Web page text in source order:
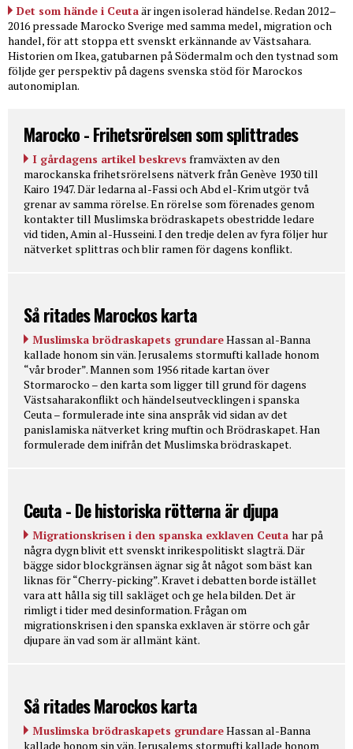
Det som hände i Ceutaär ingen isolerad händelse. Redan 2012–
2016 pressade Marocko Sverige med samma medel, migration och
handel, för att stoppa ett svenskt erkännande av Västsahara.
Historien om Ikea, gatubarnen på Södermalm och den tystnad som
följde ger perspektiv på dagens svenska stöd för Marockos
autonomiplan.
Marocko - Frihetsrörelsen som splittrades
I gårdagens artikel beskrevs framväxten av den
marockanska frihetsrörelsens nätverk från Genève 1930 till
Kairo 1947. Där ledarna al-Fassi och Abd el-Krim utgör två
grenar av samma rörelse. En rörelse som förenades genom
kontakter till Muslimska brödraskapets obestridde ledare
vid tiden, Amin al-Husseini. I den tredje delen av fyra följer hur
nätverket splittras och blir ramen för dagens konflikt.
Så ritades Marockos karta
Muslimska brödraskapets grundareHassan al-Banna
kallade honom sin vän. Jerusalems stormufti kallade honom
“vår broder”. Mannen som 1956 ritade kartan över
Stormarocko – den karta som ligger till grund för dagens
Västsaharakonflikt och händelseutvecklingen i spanska
Ceuta – formulerade inte sina anspråk vid sidan av det
panislamiska nätverket kring muftin och Brödraskapet. Han
formulerade dem inifrån det Muslimska brödraskapet.
Ceuta - De historiska rötterna är djupa
Migrationskrisen i den spanska exklaven Ceuta har på
några dygn blivit ett svenskt inrikespolitiskt slagträ. Där
bägge sidor blockgränsen ägnar sig åt något som bäst kan
liknas för “Cherry-picking”. Kravet i debatten borde istället
vara att hålla sig till sakläget och ge hela bilden. Det är
rimligt i tider med desinformation. Frågan om
migrationskrisen i den spanska exklaven är större och går
djupare än vad som är allmänt känt.
Så ritades Marockos karta
Muslimska brödraskapets grundareHassan al-Banna
kallade honom sin vän. Jerusalems stormufti kallade honom